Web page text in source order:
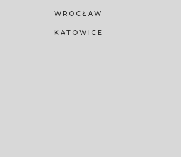
WROCŁAW
KATOWICE